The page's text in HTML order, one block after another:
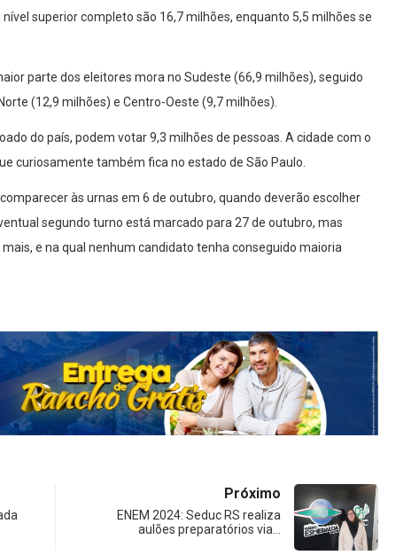
superior completo são 16,7 milhões, enquanto 5,5 milhões se
parte dos eleitores mora no Sudeste (66,9 milhões), seguido
(12,9 milhões) e Centro-Oeste (9,7 milhões).
do país, podem votar 9,3 milhões de pessoas. A cidade com o
curiosamente também fica no estado de São Paulo.
às urnas em 6 de outubro, quando deverão escolher
segundo turno está marcado para 27 de outubro, mas
e na qual nenhum candidato tenha conseguido maioria
Próximo
ENEM 2024: Seduc RS realiza
aulões preparatórios via…